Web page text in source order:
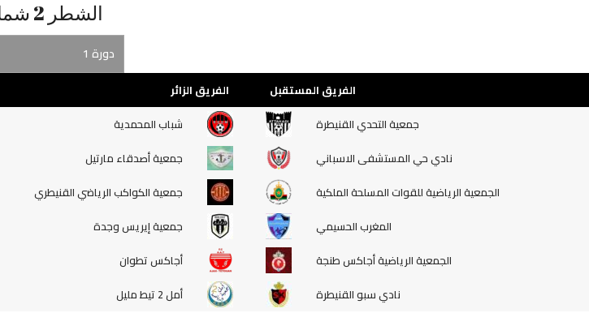
الشطر 2 شمال
الفريق المستقبل الفريق الزائر
جمعية التحدي القنيطرة
شباب المحمدية
نادي حي المستشفى الاسباني
جمعية أصدقاء مارتيل
الجمعية الرياضية للقوات المسلحة الملكية
جمعية الكواكب الرياضي القنيطري
المغرب الحسيمي
جمعية إيريس وجدة
الجمعية الرياضية أجاكس طنجة
أجاكس تطوان
نادي سبو القنيطرة
أمل 2 تيط مليل